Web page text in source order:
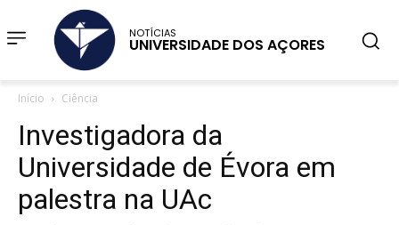
NOTÍCIAS
UNIVERSIDADE DOS AÇORES
Início Ciência
Investigadora da
Universidade de Évora em
palestra na UAc